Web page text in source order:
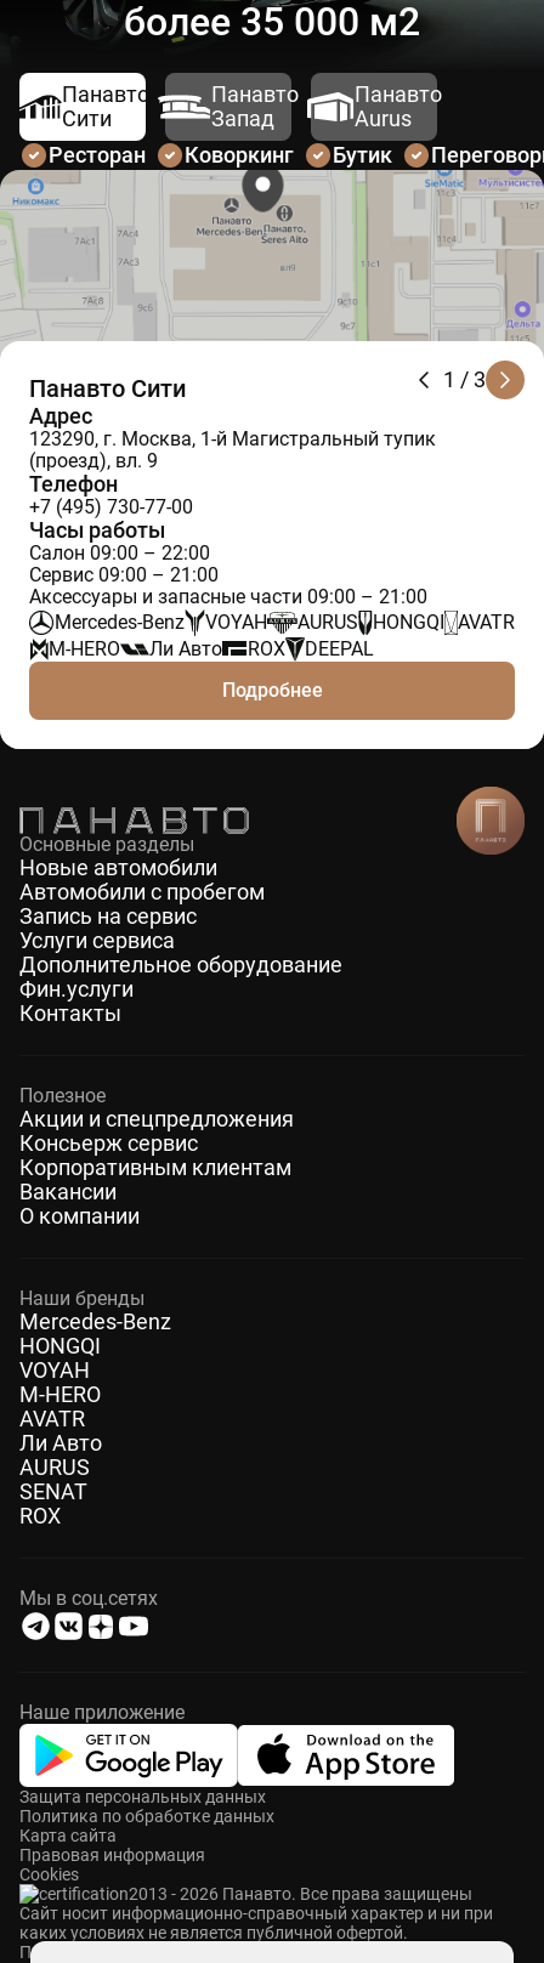
более 35 000 м2
Панавто
Сити
Панавто
Запад
Панавто
Aurus
Ресторан
Коворкинг Бутик
1 / 3
Панавто Сити
Адрес
123290, г. Москва, 1-й Магистральный тупик
(проезд), вл. 9
Телефон
+7 (495) 730-77-00
Часы работы
Салон 09:00 – 22:00
Сервис 09:00 – 21:00
Аксессуары и запасные части 09:00 – 21:00
Mercedes-Benz
VOYAH AURUS HONGQI
AVATR
M-HERO
Ли Авто ROX
DEEPAL
Подробнее
Основные разделы
Новые автомобили
Автомобили с пробегом
Запись на сервис
Услуги сервиса
Дополнительное оборудование
Фин.услуги
Контакты
Полезное
Акции и спецпредложения
Консьерж сервис
Корпоративным клиентам
Вакансии
О компании
Наши бренды
Mercedes-Benz
HONGQI
VOYAH
M-HERO
AVATR
Ли Авто
AURUS
SENAT
ROX
Мы в соц.сетях
Наше приложение
2013 - 2026 Панавто. Все права защищены
Cайт носит информационно-справочный характер и ни при
каких условиях не является публичной офертой.
Защита персональных данных
Политика по обработке данных
Карта сайта
Правовая информация
Cookies
ПАНАВТО — сеть премиальных автосалонов в Москве. Мы